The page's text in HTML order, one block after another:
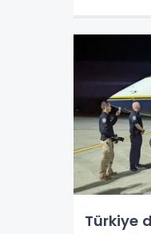
Türkiye